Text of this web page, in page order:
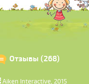
Отзывы (268)
Aiken Interactive, 2015